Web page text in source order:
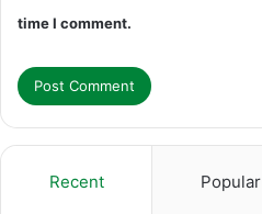
time I comment.
Recent Popular